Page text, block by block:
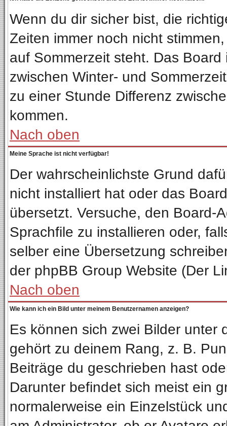
Wenn du dir sicher bist, die
Zeiten immer noch nicht
auf Sommerzeit steht. Das
zwischen Winter- und
zu einer Stunde Differenz
kommen.
Nach oben
Meine Sprache ist nicht verfügbar!
Der wahrscheinlichste Grund
nicht installiert hat oder das
übersetzt. Versuche, den Board-
Sprachfile zu installieren oder,
selber eine Übersetzung
der phpBB Group Website (Der
Nach oben
Wie kann ich ein Bild unter meinem Benutzernamen anzeigen?
Es können sich zwei Bilder unter
gehört zu deinem Rang, z. B.
Beiträge du geschrieben hast
Darunter befindet sich meist ein
normalerweise ein Einzelstück